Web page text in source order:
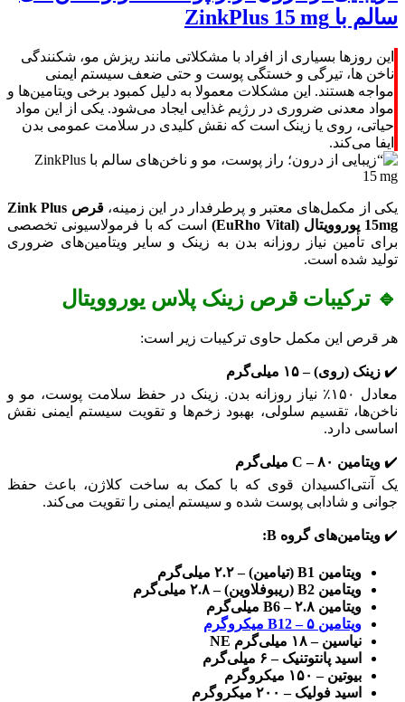
سالم با ZinkPlus 15 mg
این روزها بسیاری از افراد با مشکلاتی مانند ریزش مو، شکنندگی
ناخن‌ ها، تیرگی و خستگی پوست و حتی ضعف سیستم ایمنی
مواجه هستند. این مشکلات معمولا به دلیل کمبود برخی ویتامین‌ها و
مواد معدنی ضروری در رژیم غذایی ایجاد می‌شود. یکی از این مواد
حیاتی، روی یا زینک است که نقش کلیدی در سلامت عمومی بدن
ایفا می‌کند.
یکی از مکمل‌های معتبر و پرطرفدار در این زمینه،قرص Zink Plus
15mg یوروویتال (
EuRho Vital) است که با فرمولاسیونی تخصصی
برای تأمین نیاز روزانه بدن به زینک و سایر ویتامین‌های ضروری
تولید شده است.
🔹 ترکیبات قرص زینک پلاس یوروویتال
هر قرص این مکمل حاوی ترکیبات زیر است:
✔️ زینک (روی) – ۱۵ میلی‌گرم
معادل ۱۵۰٪ نیاز روزانه بدن. زینک در حفظ سلامت پوست، مو و
ناخن‌ها، تقسیم سلولی، بهبود زخم‌ها و تقویت سیستم ایمنی نقش
اساسی دارد.
✔️ ویتامین C – ۸۰ میلی‌گرم
یک آنتی‌اکسیدان قوی که با کمک به ساخت کلاژن، باعث حفظ
جوانی و شادابی پوست شده و سیستم ایمنی را تقویت می‌کند.
✔️ ویتامین‌های گروه B:
ویتامین B1 (تیامین) – ۲.۲ میلی‌گرم
ویتامین B2 (ریبوفلاوین) – ۲.۸ میلی‌گرم
ویتامین B6 – ۲.۸ میلی‌گرم
ویتامین B12 – ۵ میکروگرم
نیاسین – ۱۸ میلی‌گرم
NE
اسید پانتوتنیک – ۶ میلی‌گرم
بیوتین – ۱۵۰ میکروگرم
اسید فولیک – ۲۰۰ میکروگرم